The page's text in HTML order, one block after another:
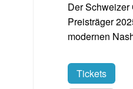
Der Schweizer
Preisträger
modernen
Tickets